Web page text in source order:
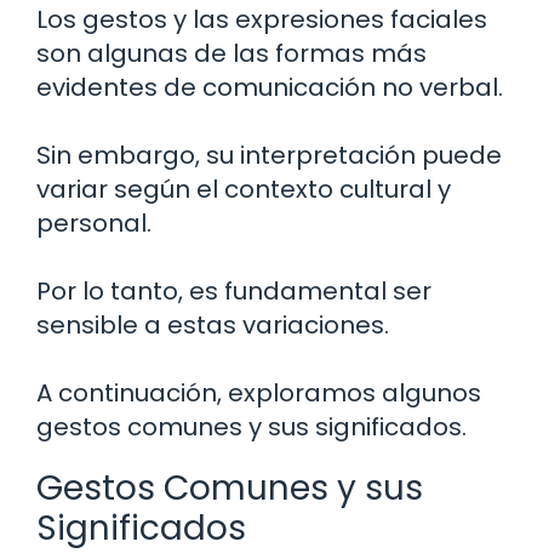
Los gestos y las expresiones faciales
son algunas de las formas más
evidentes de comunicación no verbal.
Sin embargo, su interpretación puede
variar según el contexto cultural y
personal.
Por lo tanto, es fundamental ser
sensible a estas variaciones.
A continuación, exploramos algunos
gestos comunes y sus significados.
Gestos Comunes y sus
Significados